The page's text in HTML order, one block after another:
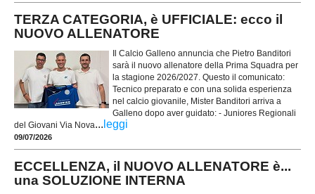
TERZA CATEGORIA, è UFFICIALE: ecco il
NUOVO ALLENATORE
Il Calcio Galleno annuncia che Pietro Banditori
sarà il nuovo allenatore della Prima Squadra per
la stagione 2026/2027. Questo il comunicato:
Tecnico preparato e con una solida esperienza
nel calcio giovanile, Mister Banditori arriva a
Galleno dopo aver guidato: - Juniores Regionali
del Giovani Via Nova... leggi
09/07/2026
ECCELLENZA, il NUOVO ALLENATORE è...
una SOLUZIONE INTERNA